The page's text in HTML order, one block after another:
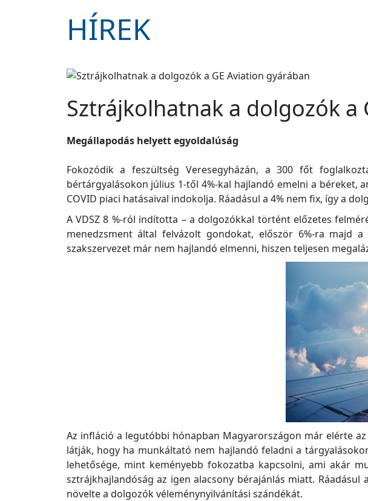
HÍREK
Sztrájkolhatnak a dolgozók a
Megállapodás helyett egyoldalúság
Fokozódik a feszültség Veresegyházán, a 300 főt
bértárgyalásokon július 1-től 4%-kal hajlandó emelni a béreket,
COVID piaci hatásaival indokolja. Ráadásul a 4% nem fix, így a
A VDSZ 8 %-ról indította – a dolgozókkal történt előzetes
menedzsment által felvázolt gondokat, először 6%-ra majd
szakszervezet már nem hajlandó elmenni, hiszen teljesen
Az infláció a legutóbbi hónapban Magyarországon már elérte
látják, hogy ha munkáltató nem hajlandó feladni a
lehetősége, mint keményebb fokozatba kapcsolni, ami akár
sztrájkhajlandóság az igen alacsony bérajánlás miatt.
növelte a dolgozók véleménynyilvánítási szándékát.